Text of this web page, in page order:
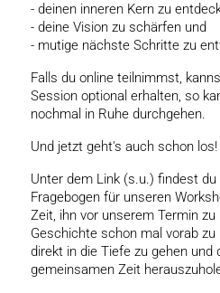
- deinen inneren Kern zu
- deine Vision zu schärfen und
- mutige nächste Schritte zu
Falls du online teilnimmst,
Session optional erhalten, so
nochmal in Ruhe durchgehen.
Und jetzt geht's auch schon los!
Unter dem Link (s.u.) findest
Fragebogen für unseren
Zeit, ihn vor unserem Termin
Geschichte schon mal vorab
direkt in die Tiefe zu gehen
gemeinsamen Zeit